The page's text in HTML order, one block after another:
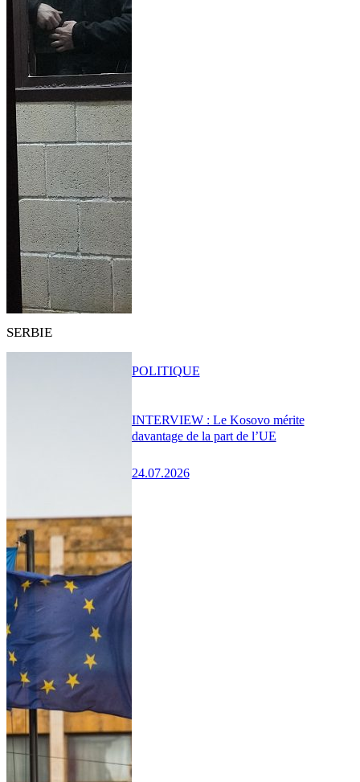
SERBIE
INTERVIEW : Le Kosovo mérite
davantage de la part de l’UE
24.07.2026
POLITIQUE